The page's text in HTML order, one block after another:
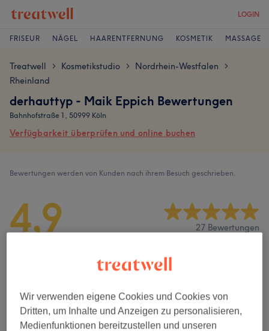
LOGIN
FRISEUR NÄGEL HAARENTFERNUNG KOSMETIK MASSAGE
Treatwell > Kosmetikstudio > Nordrhein-Westfalen >
Rheinland
derhauttyp - Maik Eppich Bewertungen
Bahnhofstraße 1, 50999 Köln
Verfügbarkeit überprüfen und online buchen
Bewertungen werden von Kunden nach ihrem Besuch geschrieben.
4,9 27 Bewertungen
Service
Wir verwenden eigene Cookies und Cookies von
Dritten, um Inhalte und Anzeigen zu personalisieren,
Medienfunktionen bereitzustellen und unseren